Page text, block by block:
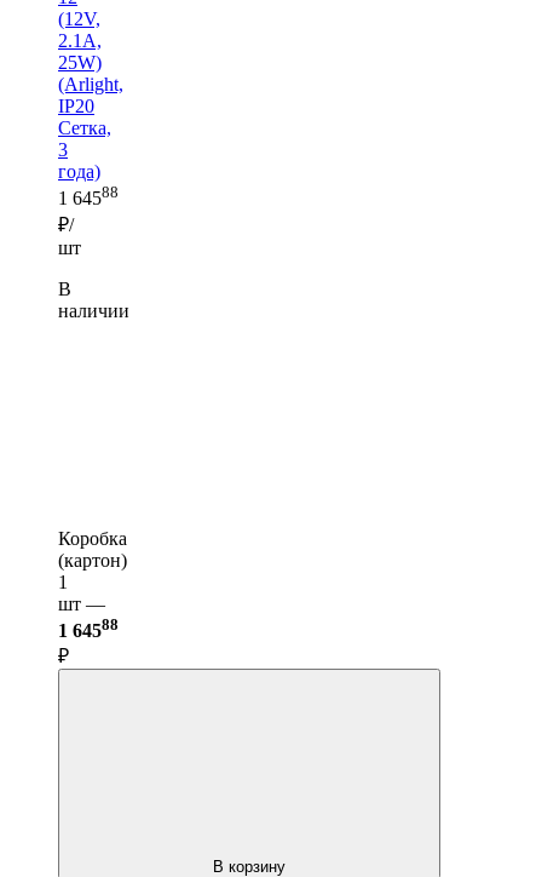
(12V,
2.1A,
25W)
(Arlight,
IP20
Сетка,
3
года)
1 64588
₽/
шт
В
наличии
Коробка
(картон)
1
шт —
1 64588
₽
В корзину